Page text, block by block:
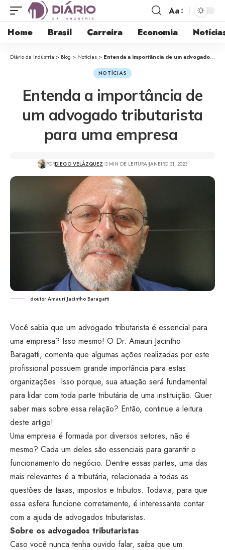
Aa
Home Brasil Carreira Economia
Diário da Indústria > Blog > Notícias > Entenda a importância de um advogado tributarista para uma empresa
NOTÍCIAS
Entenda a importância de
um advogado tributarista
para uma empresa
PORDIEGO VELÁZQUEZ 3 MIN DE LEITURA JANEIRO 31, 2023
doutor Amauri Jacintho Baragatti
Você sabia que um advogado tributarista é essencial para
uma empresa? Isso mesmo! O Dr. Amauri Jacintho
Baragatti, comenta que algumas ações realizadas por este
profissional possuem grande importância para estas
organizações. Isso porque, sua atuação será fundamental
para lidar com toda parte tributária de uma instituição. Quer
saber mais sobre essa relação? Então, continue a leitura
deste artigo!
Uma empresa é formada por diversos setores, não é
mesmo? Cada um deles são essenciais para garantir o
funcionamento do negócio. Dentre essas partes, uma das
mais relevantes é a tributária, relacionada a todas as
questões de taxas, impostos e tributos. Todavia, para que
essa esfera funcione corretamente, é interessante contar
com a ajuda de advogados tributaristas.
Sobre os advogados tributaristas
Caso você nunca tenha ouvido falar, saiba que um